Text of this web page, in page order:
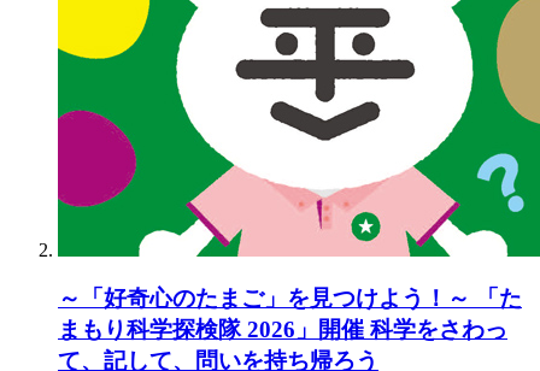
～「好奇心のたまご」を見つけよう！～ 「た
まもり科学探検隊 2026」開催 科学をさわっ
て、記して、問いを持ち帰ろう